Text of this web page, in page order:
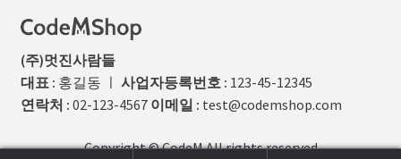
(주)멋진사람들
대표 : 홍길동 ㅣ 사업자등록번호 : 123-45-12345
연락처 : 02-123-4567 이메일 : test@codemshop.com
Copyright © CodeM All rights reserved